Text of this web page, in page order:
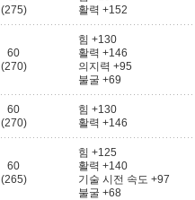
(275)
활력 +152
60
(270)
힘 +130
활력 +146
의지력 +95
불굴 +69
60
(270)
힘 +130
활력 +146
60
(265)
힘 +125
활력 +140
기술 시전 속도 +97
불굴 +68